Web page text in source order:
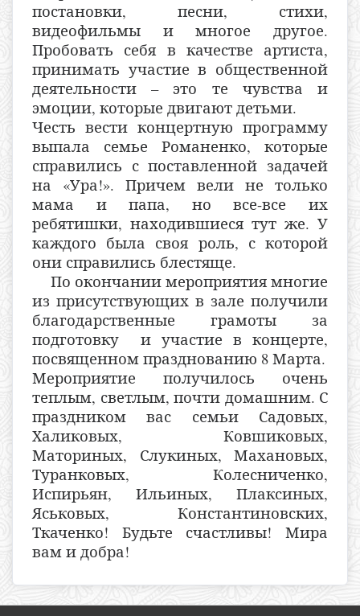
постановки, песни, стихи,
видеофильмы и многое другое.
Пробовать себя в качестве артиста,
принимать участие в общественной
деятельности – это те чувства и
эмоции, которые двигают детьми.
Честь вести концертную программу
выпала семье Романенко, которые
справились с поставленной задачей
на «Ура!». Причем вели не только
мама и папа, но все-все их
ребятишки, находившиеся тут же. У
каждого была своя роль, с которой
они справились блестяще.
По окончании мероприятия многие
из присутствующих в зале получили
благодарственные грамоты за
подготовку и участие в концерте,
посвященном празднованию 8 Марта.
Мероприятие получилось очень
теплым, светлым, почти домашним. С
праздником вас семьи Садовых,
Халиковых, Ковшиковых,
Маториных, Слукиных, Махановых,
Туранковых, Колесниченко,
Испирьян, Ильиных, Плаксиных,
Яськовых, Константиновских,
Ткаченко! Будьте счастливы! Мира
вам и добра!